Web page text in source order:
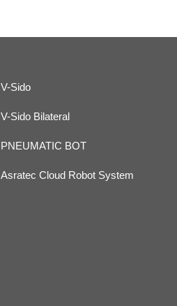
V-Sido
V-Sido Bilateral
PNEUMATIC BOT
Asratec Cloud Robot System